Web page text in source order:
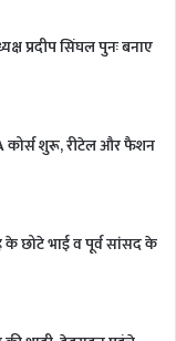
प्रदीप सिंघल पुनः बनाए
कोर्स शुरू, रीटेल और फैशन
छोटे भाई व पूर्व सांसद के